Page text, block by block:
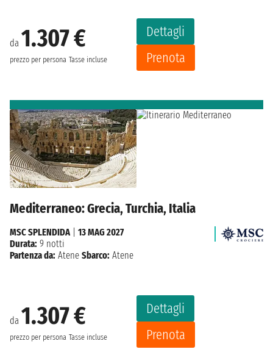
da 1.307 €
prezzo per persona Tasse incluse
Dettagli
Prenota
Mediterraneo: Grecia, Turchia, Italia
da 1.307 €
prezzo per persona Tasse incluse
Dettagli
Prenota
MSC SPLENDIDA| 13 MAG 2027
Durata: 9 notti
Partenza da: Atene Sbarco: Atene